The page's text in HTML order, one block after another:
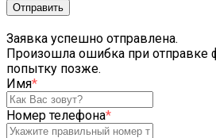
Отправить
Заявка успешно отправлена.
Произошла ошибка при отправке
попытку позже.
Имя*
Номер телефона*